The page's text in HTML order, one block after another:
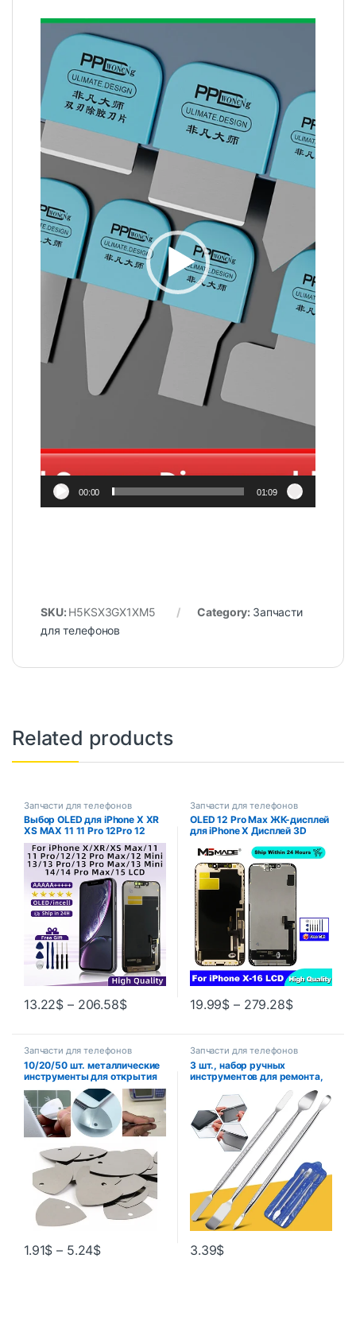
Video
Player
00:00 01:09
SKU: H5KSX3GX1XM5 Category: Запчасти
для телефонов
Related products
Запчасти для телефонов
Выбор OLED для iPhone X XR
XS MAX 11 11 Pro 12Pro 12
Дигитайзер ЖК-дисплея для
iPhone 12 Mini 13 14 Pro Max
15 Incell
13.22$ – 206.58$
Запчасти для телефонов
OLED 12 Pro Max ЖК-дисплей
для iPhone X Дисплей 3D
экрана для 12 Mini 14 Plus
incell 15 Plus дисплей 15 13
mini
19.99$ – 279.28$
Запчасти для телефонов
10/20/50 шт. металлические
инструменты для открытия
телефона, металлические
медиаторы для гитары,
открывалка для iPhone iPad,
планшетного ПК, набор
инструментов для разборки и
1.91$ – 5.24$
Запчасти для телефонов
3 шт., набор ручных
инструментов для ремонта,
смартфон, планшетный ПК,
металлический лопатка,
набор инструментов для
разборки
3.39$